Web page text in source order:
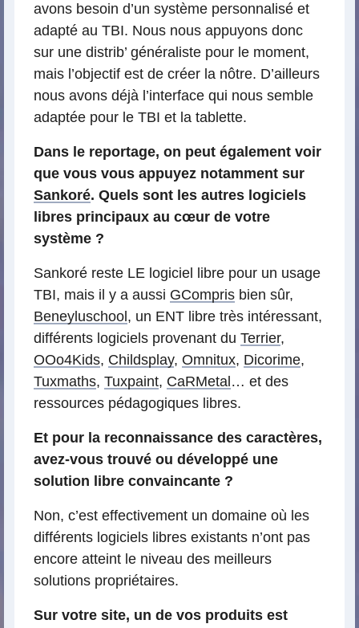
avons besoin d’un système personnalisé et
adapté au TBI. Nous nous appuyons donc
sur une distrib’ généraliste pour le moment,
mais l’objectif est de créer la nôtre. D’ailleurs
nous avons déjà l’interface qui nous semble
adaptée pour le TBI et la tablette.
Dans le reportage, on peut également voir
que vous vous appuyez notamment sur
Sankoré. Quels sont les autres logiciels
libres principaux au cœur de votre
système ?
Sankoré reste LE logiciel libre pour un usage
TBI, mais il y a aussi GCompris bien sûr,
Beneyluschool , un ENT libre très intéressant,
différents logiciels provenant du Terrier,
OOo4Kids, Childsplay, Omnitux, Dicorime,
Tuxmaths, Tuxpaint, CaRMetal … et des
ressources pédagogiques libres.
Et pour la reconnaissance des caractères,
avez-vous trouvé ou développé une
solution libre convaincante ?
Non, c’est effectivement un domaine où les
différents logiciels libres existants n’ont pas
encore atteint le niveau des meilleurs
solutions propriétaires.
Sur votre site, un de vos produits est